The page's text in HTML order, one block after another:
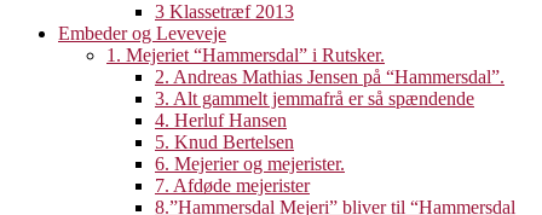
3 Klassetræf 2013
Embeder og Leveveje
1. Mejeriet “Hammersdal” i Rutsker.
2. Andreas Mathias Jensen på “Hammersdal”.
3. Alt gammelt jemmafrå er så spændende
4. Herluf Hansen
5. Knud Bertelsen
6. Mejerier og mejerister.
7. Afdøde mejerister
8.”Hammersdal Mejeri” bliver til “Hammersdal